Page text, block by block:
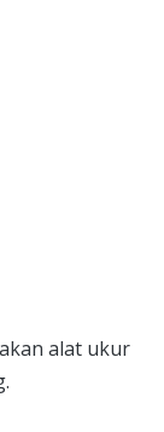
alat ukur